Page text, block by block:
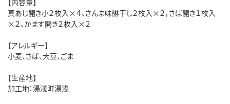
真あじ開き小２枚入×４、さんま味醂干し２枚入×２，さば開き１枚入
×２、かます開き２枚入×２
【アレルギー】
小麦、さば、大豆、ごま
【生産地】
加工地：湯浅町湯浅